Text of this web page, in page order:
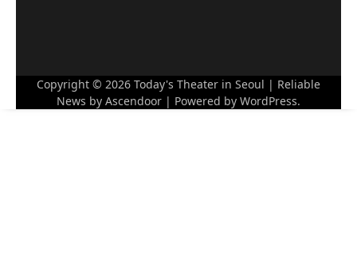
Copyright © 2026 Today's Theater in Seoul | Reliable
News by Ascendoor | Powered by WordPress.